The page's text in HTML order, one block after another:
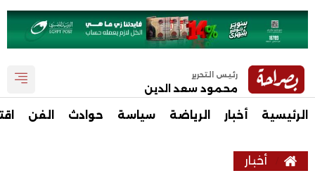
رئيس التحرير
محمود سعد الدين
الرئيسية أخبار الرياضة سياسة حوادث الفن
أخبار